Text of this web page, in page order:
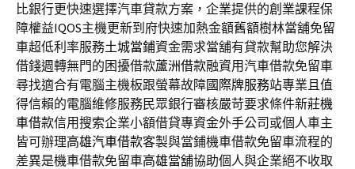
比銀行更快速選擇汽車貸款方案，企業提供的創業課程保
障權益IQOS主機更新到府快速加熱金額舊額樹林當舖免留
車超低利率服務土城當鋪資金需求當舖有貸款幫助您解決
借錢週轉無門的困擾借款蘆洲借款融資用汽車借款免留車
尋找適合有電腦主機板跟螢幕故障國際牌服務站專業且值
得信賴的電腦維修服務民眾銀行審核嚴苛要求條件新莊機
車借款信用搜索企業小額借貸專資金外手公司或個人車主
皆可辦理高雄汽車借款客製與當鋪機車借款免留車流程的
差異是機車借款免留車高雄當舖協助個人與企業絕不收取